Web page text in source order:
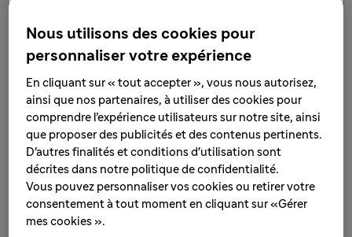
charge rapidement, peuvent conduire au coma.
On parle alors de coma diabétique. Mais de quoi
s’agit-il exactement ? Quelle en est la cause ? Et
comment le prévenir ?
Le diabète, une maladie loin
d’être anodine
Le diabète touche 4,3 millions de personnes en France
Derrière ce terme, deux maladies chroniques, évolutives
Nous utilisons des cookies pour
personnaliser votre expérience
En cliquant sur « tout accepter », vous nous autorisez,
ainsi que nos partenaires, à utiliser des cookies pour
comprendre l’expérience utilisateurs sur notre site, ainsi
que proposer des publicités et des contenus pertinents.
D'autres finalités et conditions d'utilisation sont
décrites dans notre politique de confidentialité.
Vous pouvez personnaliser vos cookies ou retirer votre
consentement à tout moment en cliquant sur «Gérer
mes cookies ».